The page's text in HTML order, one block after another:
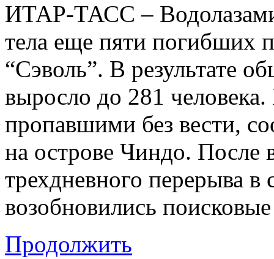
ИТАР-ТАСС –
тела еще пяти погибших
“Сэволь”. В результате
выросло до 281
пропавшими без вести,
на острове Чиндо. После
трехдневного перерыва в
возобновились
Продолжить